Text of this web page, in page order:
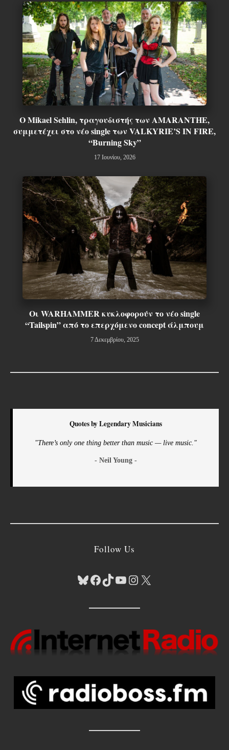
Ο Mikael Sehlin, τραγουδιστής των AMARANTHE,
συμμετέχει στο νέο single των VALKYRIE’S IN FIRE,
“Burning Sky”
17 Ιουνίου, 2026
Οι WARHAMMER κυκλοφορούν το νέο single
“Tailspin” από το επερχόμενο concept άλμπουμ
7 Δεκεμβρίου, 2025
Quotes by Legendary Musicians
"There’s only one thing better than music — live music."
- Neil Young -
Follow Us